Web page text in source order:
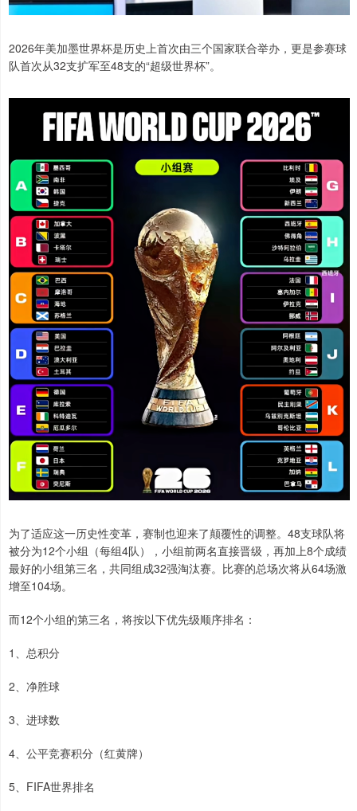
2026年美加墨世界杯是历史上首次由三个国家联合举办，更是参赛球
队首次从32支扩军至48支的“超级世界杯”。
为了适应这一历史性变革，赛制也迎来了颠覆性的调整。48支球队将
被分为12个小组（每组4队），小组前两名直接晋级，再加上8个成绩
最好的小组第三名，共同组成32强淘汰赛。比赛的总场次将从64场激
增至104场。
而12个小组的第三名，将按以下优先级顺序排名：
1、总积分
2、净胜球
3、进球数
4、公平竞赛积分（红黄牌）
5、FIFA世界排名